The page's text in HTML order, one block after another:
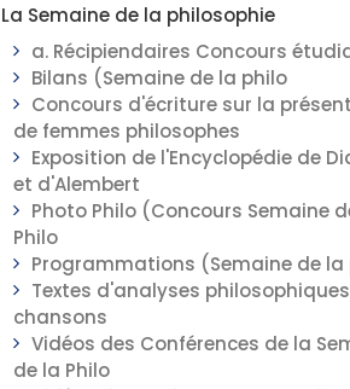
La Semaine de la philosophie
a. Récipiendaires Concours
Bilans (Semaine de la philo
Concours d'écriture sur la
de femmes philosophes
Exposition de l'Encyclopédie de
et d'Alembert
Photo Philo (Concours Semaine
Philo
Programmations (Semaine de la
Textes d'analyses
chansons
Vidéos des Conférences de la
de la Philo